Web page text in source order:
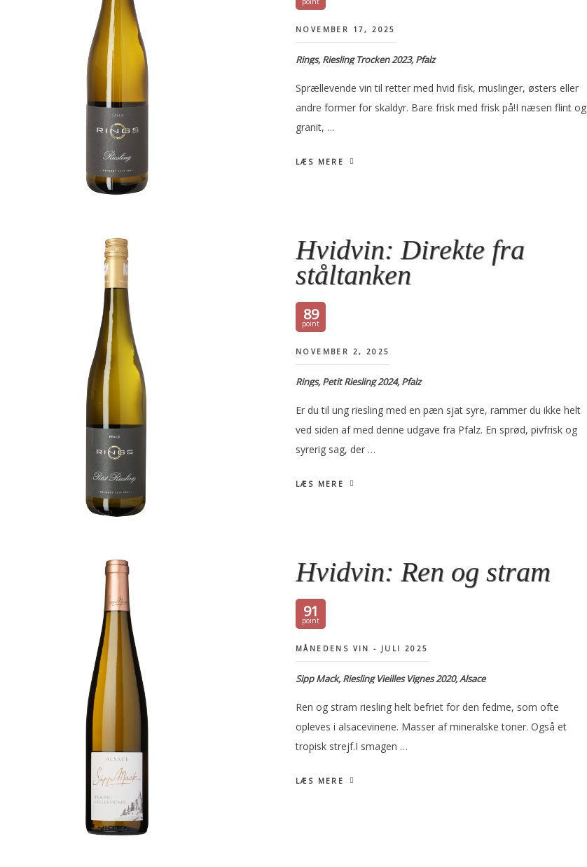
NOVEMBER 17, 2025
Rings, Riesling Trocken 2023, Pfalz
Sprællevende vin til retter med hvid fisk, muslinger, østers eller
andre former for skaldyr. Bare frisk med frisk på!I næsen flint og
granit, …
LÆS MERE
Hvidvin: Direkte fra
ståltanken
89
NOVEMBER 2, 2025
Rings, Petit Riesling 2024, Pfalz
Er du til ung riesling med en pæn sjat syre, rammer du ikke helt
ved siden af med denne udgave fra Pfalz. En sprød, pivfrisk og
syrerig sag, der …
LÆS MERE
Hvidvin: Ren og stram
91
MÅNEDENS VIN - JULI 2025
Sipp Mack, Riesling Vieilles Vignes 2020, Alsace
Ren og stram riesling helt befriet for den fedme, som ofte
opleves i alsacevinene. Masser af mineralske toner. Også et
tropisk strejf.I smagen …
LÆS MERE